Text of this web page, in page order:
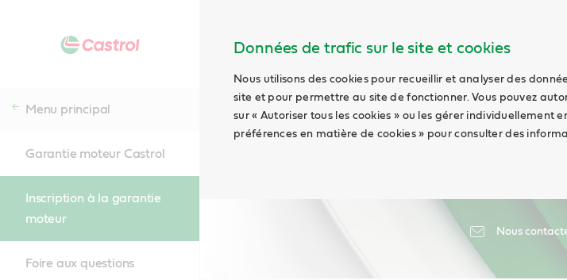
Données de trafic sur le site et cookies
Nous utilisons des cookies pour recueillir et analyser des
site et pour permettre au site de fonctionner. Vous pouvez
sur « Autoriser tous les cookies » ou les gérer individuellement
préférences en matière de cookies » pour consulter des
Nous
Menu principal
Garantie moteur Castrol
Inscription à la garantie
moteur
Foire aux questions